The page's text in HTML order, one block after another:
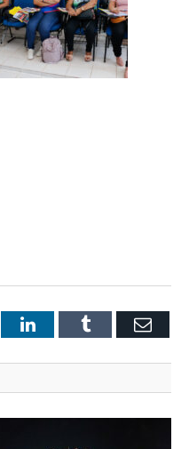
LinkedInTumblr Email